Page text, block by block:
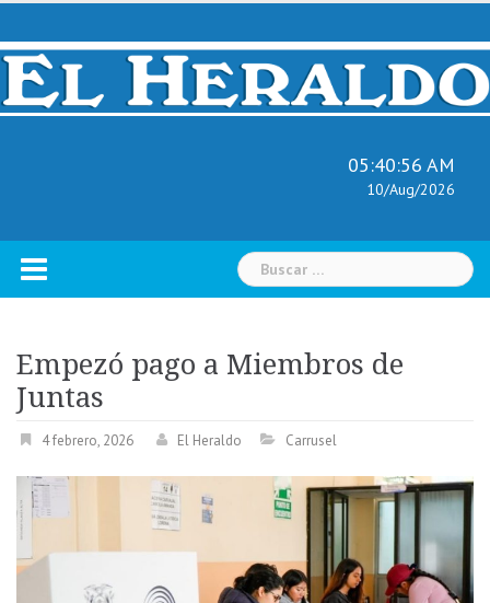
Skip
content
05:40:57 AM
10/Aug/2026
Buscar:
Empezó pago a Miembros de
Juntas
4 febrero, 2026 El Heraldo Carrusel